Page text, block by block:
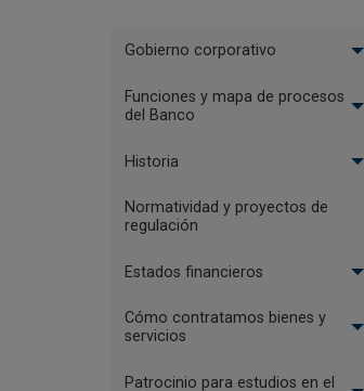
Menu
Banco
Gobierno corporativo
Funciones y mapa de procesos
del Banco
Historia
Normatividad y proyectos de
regulación
Estados financieros
Cómo contratamos bienes y
servicios
Patrocinio para estudios en el